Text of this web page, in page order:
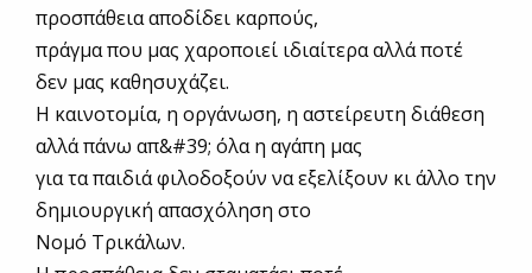
προσπάθεια αποδίδει καρπούς,
πράγμα που μας χαροποιεί ιδιαίτερα αλλά ποτέ
δεν μας καθησυχάζει.
Η καινοτομία, η οργάνωση, η αστείρευτη διάθεση
αλλά πάνω απ&#39; όλα η αγάπη μας
για τα παιδιά φιλοδοξούν να εξελίξουν κι άλλο την
δημιουργική απασχόληση στο
Νομό Τρικάλων.